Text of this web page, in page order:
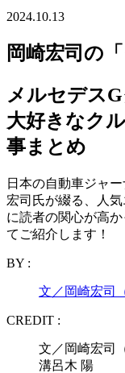
2024.10.13
岡崎宏司の
メルセデス
大好きなク
事まとめ
日本の自動車ジャ
宏司氏が綴る、人
に読者の関心が高
てご紹介します！
BY :
文／岡崎宏司
CREDIT :
文／岡崎宏司
溝呂木 陽